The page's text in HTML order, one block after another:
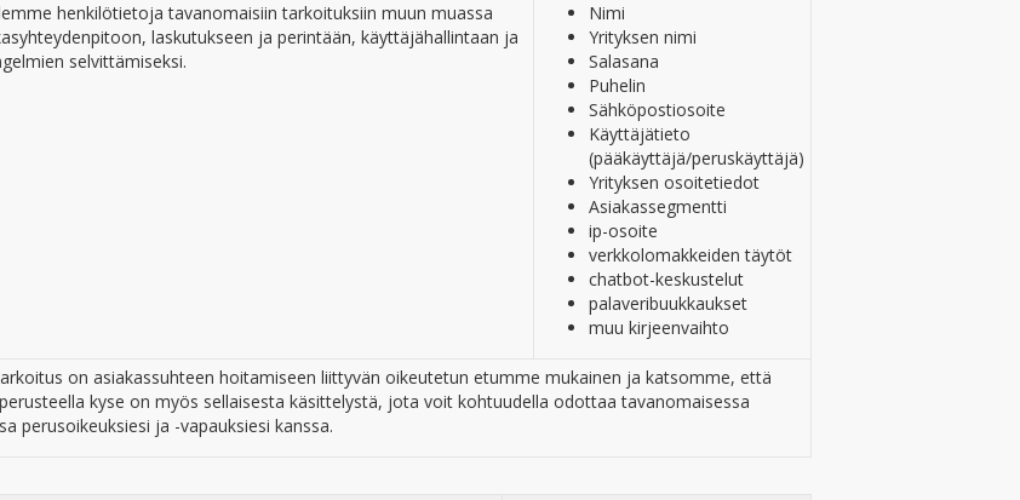
henkilötietoja tavanomaisiin tarkoituksiin muun muassa
laskutukseen ja perintään, käyttäjähallintaan ja
selvittämiseksi.
Nimi
Yrityksen nimi
Salasana
Puhelin
Sähköpostiosoite
Käyttäjätieto
(pääkäyttäjä/peruskäyttäjä)
Yrityksen osoitetiedot
Asiakassegmentti
ip-osoite
verkkolomakkeiden täytöt
chatbot-keskustelut
palaveribuukkaukset
muu kirjeenvaihto
on asiakassuhteen hoitamiseen liittyvän oikeutetun etumme mukainen ja katsomme, että
kyse on myös sellaisesta käsittelystä, jota voit kohtuudella odottaa tavanomaisessa
perusoikeuksiesi ja -vapauksiesi kanssa.